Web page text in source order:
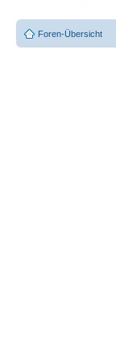
Foren-Übersicht